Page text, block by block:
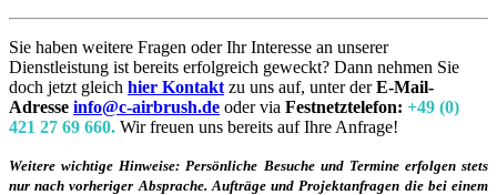
Sie haben weitere Fragen oder Ihr Interesse an unserer
Dienstleistung ist bereits erfolgreich geweckt? Dann nehmen Sie
doch jetzt gleich hier Kontakt zu uns auf, unter derE-Mail-
Adresse info@c-airbrush.de oder via Festnetztelefon: +49 (0)
421 27 69 660. Wir freuen uns bereits auf Ihre Anfrage!
Weitere wichtige Hinweise: Persönliche Besuche und Termine erfolgen stets
nur nach vorheriger Absprache. Aufträge und Projektanfragen die bei einem